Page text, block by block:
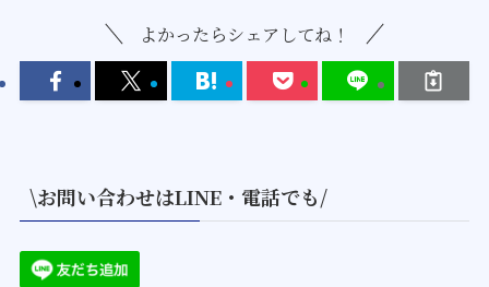
よかったらシェアしてね！
\お問い合わせはLINE・電話でも/